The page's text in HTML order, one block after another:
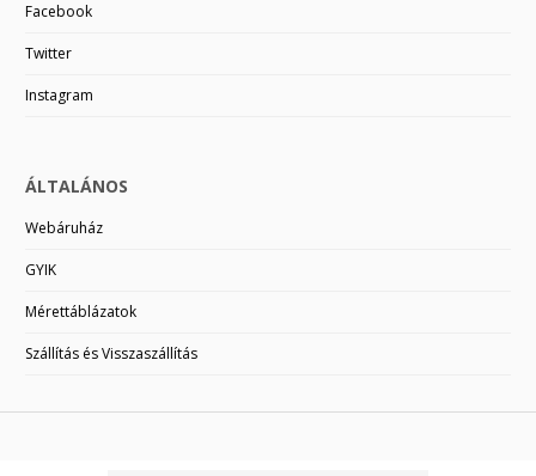
Facebook
Twitter
Instagram
ÁLTALÁNOS
Webáruház
GYIK
Mérettáblázatok
Szállítás és Visszaszállítás